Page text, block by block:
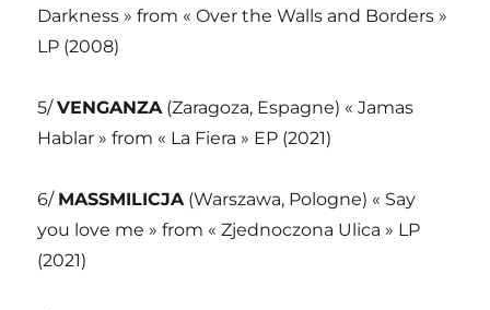
Darkness » from « Over the Walls and Borders »
LP (2008)
5/VENGANZA(Zaragoza, Espagne) « Jamas
Hablar » from « La Fiera » EP (2021)
6/ MASSMILICJA(Warszawa, Pologne) « Say
you love me » from « Zjednoczona Ulica » LP
(2021)